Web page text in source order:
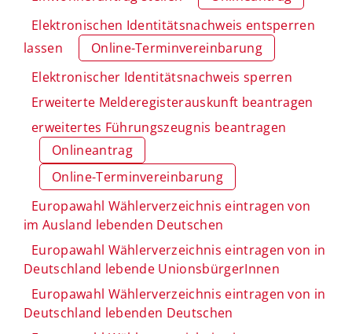
Elektronischen Identitätsnachweis entsperren
lassen
Online-Terminvereinbarung
Elektronischer Identitätsnachweis sperren
Erweiterte Melderegisterauskunft beantragen
erweitertes Führungszeugnis beantragen
Onlineantrag
Online-Terminvereinbarung
Europawahl Wählerverzeichnis eintragen von
im Ausland lebenden Deutschen
Europawahl Wählerverzeichnis eintragen von in
Deutschland lebende UnionsbürgerInnen
Europawahl Wählerverzeichnis eintragen von in
Deutschland lebenden Deutschen